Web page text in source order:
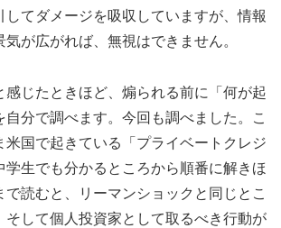
してダメージを吸収していますが、情報
が広がれば、無視はできません。
感じたときほど、煽られる前に「何が起
自分で調べます。今回も調べました。こ
米国で起きている「プライベートクレジ
学生でも分かるところから順番に解きほ
で読むと、リーマンショックと同じとこ
そして個人投資家として取るべき行動が